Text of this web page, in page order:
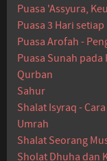
Puasa 'Assyura,
Puasa 3 Hari setiap
Puasa Arofah -
Puasa Sunah pada
Qurban
Sahur
Shalat Isyraq -
Umrah
Shalat Seorang
Sholat Dhuha dan